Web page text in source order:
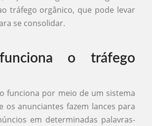
tráfego orgânico, que pode levar
se consolidar.
o tráfego
funciona por meio de um sistema
os anunciantes fazem lances para
em determinadas palavras-